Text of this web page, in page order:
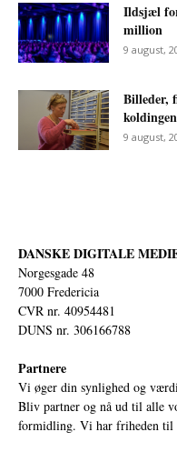
Ildsjæl
million
9 august,
Billeder,
9 august,
DANSKE DIGITALE
Norgesgade 48
7000 Fredericia
CVR nr. 40954481
DUNS nr. 306166788
Partnere
Vi øger din synlighed og
Bliv partner og nå ud til alle
formidling. Vi har friheden til